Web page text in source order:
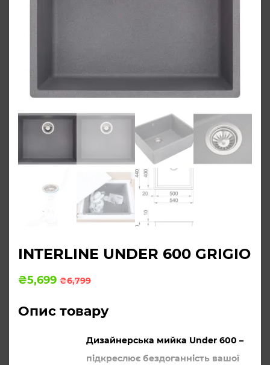
INTERLINE UNDER 600 GRIGIO
₴6,799
Оригінальна
₴5,699
Поточна
Опис товару
Дизайнерська мийка Under 600 –
підкреслює бездоганність вашої